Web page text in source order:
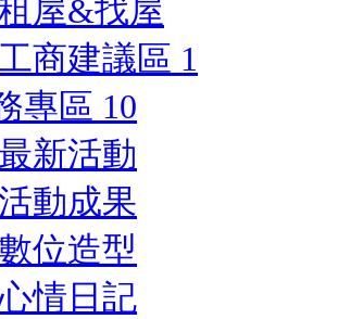
屋&找屋
商建議區 1
專區 10
新活動
動成果
位造型
情日記